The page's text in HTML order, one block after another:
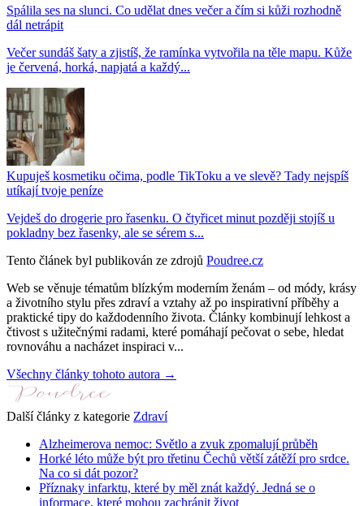
Spálila ses na slunci. Co udělat dnes večer a čím si kůži rozhodně
dál netrápit
Večer sundáš šaty a zjistíš, že ramínka vytvořila na těle mapu. Kůže
je červená, horká, napjatá a každý...
Kupuješ kosmetiku očima, podle TikToku a ve slevě? Tady nejspíš
utíkají tvoje peníze
Vejdeš do drogerie pro řasenku. O čtyřicet minut později stojíš u
pokladny bez řasenky, ale se sérem s...
Tento článek byl publikován ze zdrojů Poudree.cz
Web se věnuje tématům blízkým moderním ženám – od módy, krásy
a životního stylu přes zdraví a vztahy až po inspirativní příběhy a
praktické tipy do každodenního života. Články kombinují lehkost a
čtivost s užitečnými radami, které pomáhají pečovat o sebe, hledat
rovnováhu a nacházet inspiraci v...
Všechny články tohoto autora →
Další články z kategorie Zdraví
Alzheimerova nemoc: Světlo a zvuk zpomalují průběh
Horké léto může být pro třetinu Čechů větší zátěží pro srdce.
Na co si dát pozor?
Příznaky infarktu, které by měl znát každý. Jedná se o
informace, které mohou zachránit život